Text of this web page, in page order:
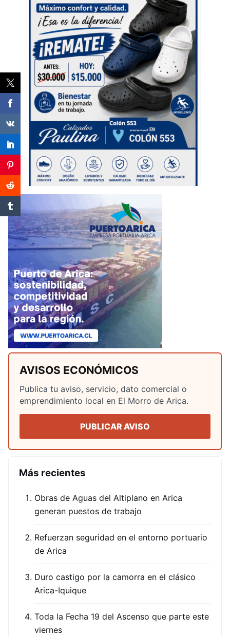
AVISOS ECONÓMICOS
Publica tu aviso, servicio, dato comercial o
emprendimiento local en El Morro de Arica.
PUBLICAR AVISO
Más recientes
Obras de Aguas del Altiplano en Arica
generan puestos de trabajo
Refuerzan seguridad en el entorno portuario
de Arica
Duro castigo por la camorra en el clásico
Arica-Iquique
Toda la Fecha 19 del Ascenso que parte este
viernes